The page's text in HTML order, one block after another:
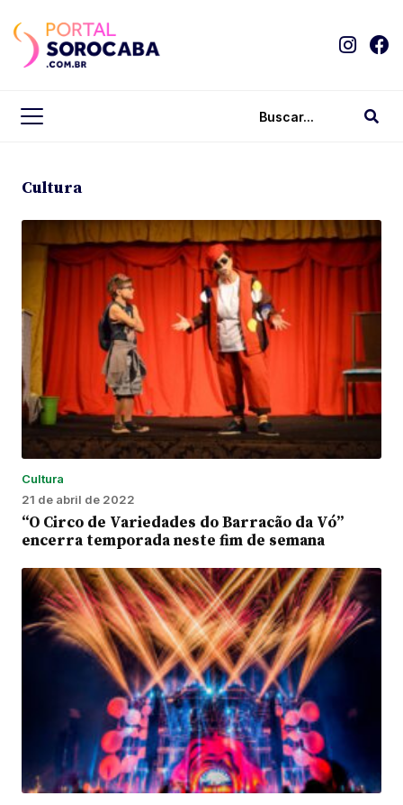
Cultura
Cultura
21 de abril de 2022
“O Circo de Variedades do Barracão da Vó”
encerra temporada neste fim de semana